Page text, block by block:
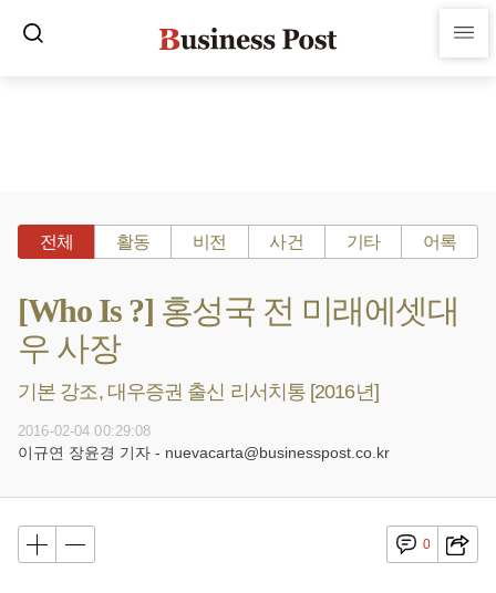
전체 활동 비전 사건 기타 어록
[Who Is ?] 홍성국 전 미래에셋대
우 사장
기본 강조, 대우증권 출신 리서치통 [2016년]
2016-02-04 00:29:08
이규연 장윤경 기자 - nuevacarta@businesspost.co.kr
0